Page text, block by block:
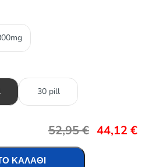
30 pill
52,95€ 44,12 €
ΚΑΛΆΘΙ